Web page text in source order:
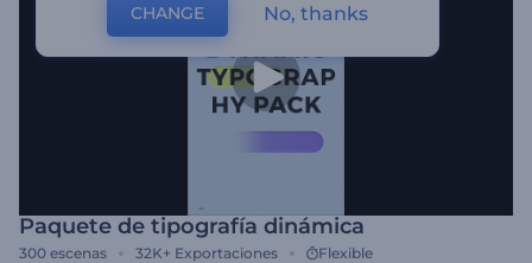
Paquete de tipografía dinámica
300 escenas 32K+ Exportaciones Flexible
CHANGE No, thanks